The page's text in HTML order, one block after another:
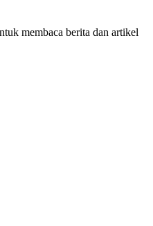
membaca berita dan artikel